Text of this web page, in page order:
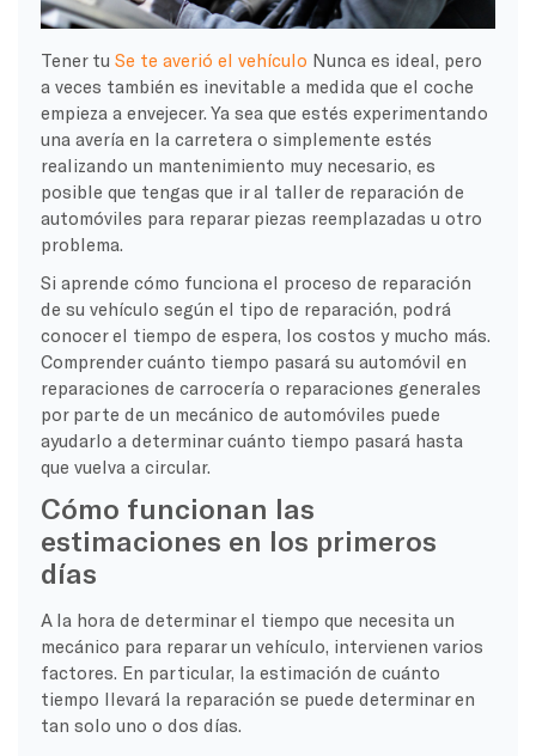
Tener tu Se te averió el vehículo Nunca es ideal, pero
a veces también es inevitable a medida que el coche
empieza a envejecer. Ya sea que estés experimentando
una avería en la carretera o simplemente estés
realizando un mantenimiento muy necesario, es
posible que tengas que ir al taller de reparación de
automóviles para reparar piezas reemplazadas u otro
problema.
Si aprende cómo funciona el proceso de reparación
de su vehículo según el tipo de reparación, podrá
conocer el tiempo de espera, los costos y mucho más.
Comprender cuánto tiempo pasará su automóvil en
reparaciones de carrocería o reparaciones generales
por parte de un mecánico de automóviles puede
ayudarlo a determinar cuánto tiempo pasará hasta
que vuelva a circular.
Cómo funcionan las
estimaciones en los primeros
días
A la hora de determinar el tiempo que necesita un
mecánico para reparar un vehículo, intervienen varios
factores. En particular, la estimación de cuánto
tiempo llevará la reparación se puede determinar en
tan solo uno o dos días.